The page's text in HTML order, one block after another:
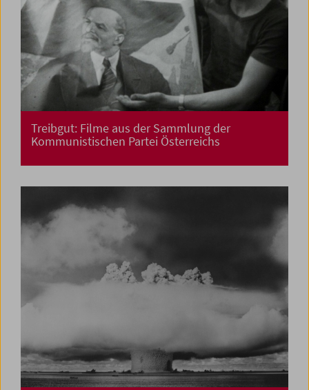
Treibgut: Filme aus der Sammlung der
Kommunistischen Partei Österreichs